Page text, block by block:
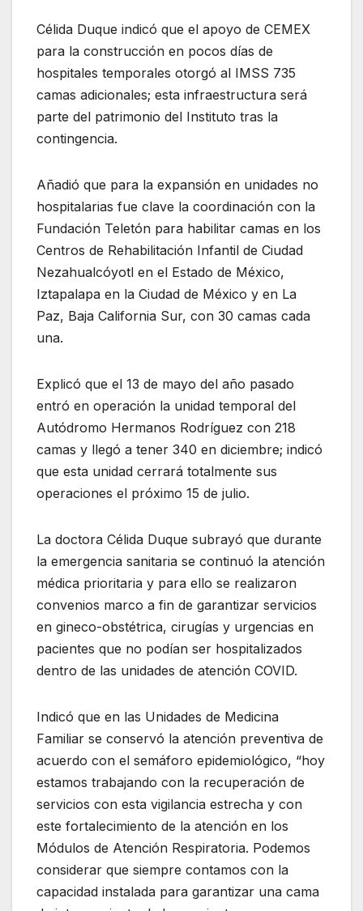
Célida Duque indicó que el apoyo de CEMEX
para la construcción en pocos días de
hospitales temporales otorgó al IMSS 735
camas adicionales; esta infraestructura será
parte del patrimonio del Instituto tras la
contingencia.
Añadió que para la expansión en unidades no
hospitalarias fue clave la coordinación con la
Fundación Teletón para habilitar camas en los
Centros de Rehabilitación Infantil de Ciudad
Nezahualcóyotl en el Estado de México,
Iztapalapa en la Ciudad de México y en La
Paz, Baja California Sur, con 30 camas cada
una.
Explicó que el 13 de mayo del año pasado
entró en operación la unidad temporal del
Autódromo Hermanos Rodríguez con 218
camas y llegó a tener 340 en diciembre; indicó
que esta unidad cerrará totalmente sus
operaciones el próximo 15 de julio.
La doctora Célida Duque subrayó que durante
la emergencia sanitaria se continuó la atención
médica prioritaria y para ello se realizaron
convenios marco a fin de garantizar servicios
en gineco-obstétrica, cirugías y urgencias en
pacientes que no podían ser hospitalizados
dentro de las unidades de atención COVID.
Indicó que en las Unidades de Medicina
Familiar se conservó la atención preventiva de
acuerdo con el semáforo epidemiológico, “hoy
estamos trabajando con la recuperación de
servicios con esta vigilancia estrecha y con
este fortalecimiento de la atención en los
Módulos de Atención Respiratoria. Podemos
considerar que siempre contamos con la
capacidad instalada para garantizar una cama